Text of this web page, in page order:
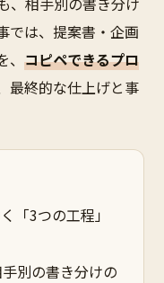
では、提案書・企画
コピペできるプロ
最終的な仕上げと事
「3つの工程」
別の書き分けの